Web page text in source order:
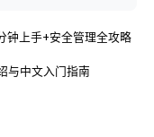
钟上手+安全管理全攻略
与中文入门指南